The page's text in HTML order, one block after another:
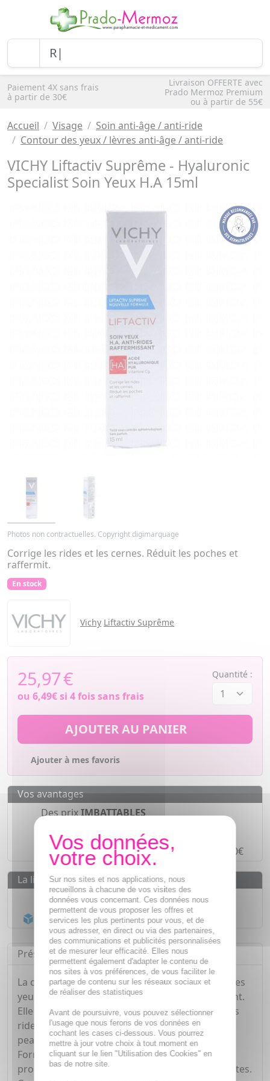
Paiement 4X sans frais
à partir de 30€
Livraison OFFERTE avec
Prado Mermoz Premium
ou à partir de 55€
Accueil Visage
Soin anti-âge / anti-ride
Contour des yeux / lèvres anti-âge / anti-ride
VICHY Liftactiv Suprême - Hyaluronic
Specialist Soin Yeux H.A 15ml
Photos non contractuelles. Copyright digimarquage
Corrige les rides et les cernes. Réduit les poches et
raffermit.
En stock
Vichy Liftactiv Suprême
25,97€
ou 6,49€si 4 fois sans frais
Quantité :
AJOUTER AU PANIER
Ajouter à mes favoris
Vos avantages
Des prixIMBATTABLES
Paiement en ligne
SÉCURISÉ
Paiement en4 fois sans frais à partir de 30€
La livraison
Livraison gratuite dès 55€
Acheminement Chronoposten 24h*
Présentation
La crème anti-rides de Vichy apaise le contour des
yeux et lutte contre les marques de vieillissement.
Elle agit en resserrant la peau et en comblant les
rides /poches autour de l'œil. Ce soin protège la
peau des radicaux libres grâce à la vitamine C.
Formulée à base d'eau Volcanique de Vichy aux
propriétés apaisantes, fortifiantes et régénérantes.
Sur nos sites et nos applications, nous
recueillons à chacune de vos visites des
données vous concernant. Ces données nous
permettent de vous proposer les offres et
services les plus pertinents pour vous, et de
vous adresser, en direct ou via des partenaires,
des communications et publicités personnalisées
et de mesurer leur efficacité. Elles nous
permettent également d'adapter le contenu de
nos sites à vos préférences, de vous faciliter le
partage de contenu sur les réseaux sociaux et
de réaliser des statistiques
Avant de poursuivre, vous pouvez sélectionner
l'usage que nous ferons de vos données en
cochant les cases ci-dessous. Vous pourrez
mettre à jour votre choix à tout moment en
cliquant sur le lien "Utilisation des Cookies" en
bas de notre site.